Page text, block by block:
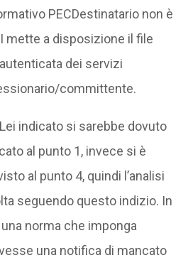
PECDestinatario non è
mette a disposizione il file
dei servizi
committente.
indicato si sarebbe dovuto
al punto 1, invece si è
al punto 4, quindi l’analisi
seguendo questo indizio. In
norma che imponga
una notifica di mancato